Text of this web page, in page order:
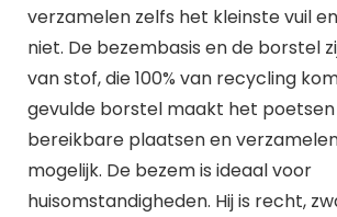
verzamelen zelfs het kleinste vuil
niet. De bezembasis en de borstel
van stof, die 100% van recycling
gevulde borstel maakt het poetsen
bereikbare plaatsen en
mogelijk. De bezem is ideaal voor
huisomstandigheden. Hij is recht,